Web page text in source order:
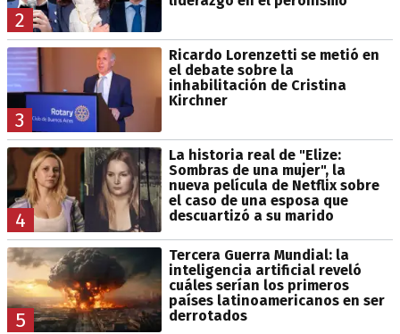
2
3
Ricardo Lorenzetti se metió en
el debate sobre la
inhabilitación de Cristina
Kirchner
4
La historia real de "Elize:
Sombras de una mujer", la
nueva película de Netflix sobre
el caso de una esposa que
descuartizó a su marido
5
Tercera Guerra Mundial: la
inteligencia artificial reveló
cuáles serían los primeros
países latinoamericanos en ser
derrotados